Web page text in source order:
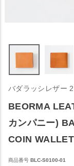
バダラッシレザー
BEORMA
カンパニー)
COIN
商品番号 BLC-S0100-01